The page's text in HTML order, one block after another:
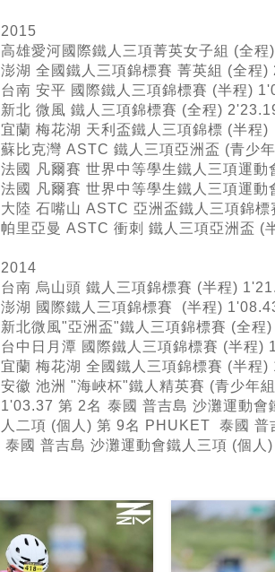
2015
高雄愛河國際鐵人三項菁英女子組 (全
澎湖 全國鐵人三項錦標賽 菁英組 (全程)
台南 安平 國際鐵人三項錦標賽 (半程)
新北 微風 鐵人三項錦標賽 (全程)
宜蘭 梅花湖 天利盃鐵人三項錦標 (半程
蘇比克灣 ASTC 鐵人三項亞洲盃 (青少
法國 凡爾賽 世界中等學生鐵人三項運
法國 凡爾賽 世界中等學生鐵人三項運
大陸 石嘴山 ASTC 亞洲盃鐵人三項錦
帕里亞曼 ASTC 衝刺 鐵人三項亞洲盃 (
2014
台南 烏山頭 鐵人三項錦標賽 (半程)
澎湖 國際鐵人三項錦標賽 (半程)
新北微風"亞洲盃"鐵人三項錦標賽 (全程
台中日月潭 國際鐵人三項錦標賽 (半程)
宜蘭 梅花湖 全國鐵人三項錦標賽 (半程)
安徽 池洲 "海峽杯"鐵人精英賽 (青少年
1'03.37 第 2名 泰國 普吉島 沙灘運動
人二項 (個人) 第 9名 PHUKET 泰國
泰國 普吉島 沙灘運動會鐵人三項 (個人)